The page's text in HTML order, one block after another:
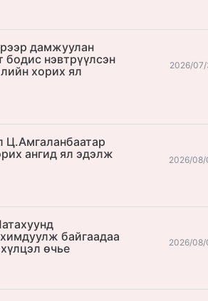
дамжуулан
бодис нэвтрүүлсэн
хорих ял
2026/
Ц.Амгаланбаатар
ангид ял эдэлж
2026/
байгаадаа
өчье
2026/